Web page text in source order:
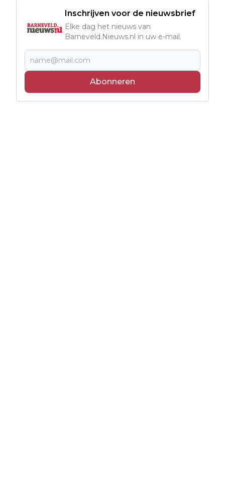
Inschrijven voor de nieuwsbrief
Elke dag het nieuws van
Barneveld.Nieuws.nl in uw e-mail.
Abonneren